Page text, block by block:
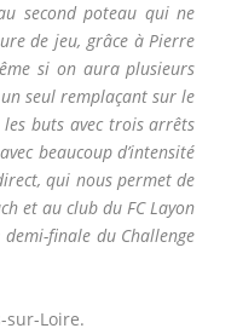
second poteau qui ne
de jeu, grâce à Pierre
si on aura plusieurs
seul remplaçant sur le
buts avec trois arrêts
beaucoup d’intensité
qui nous permet de
et au club du FC Layon
finale du Challenge
sur-Loire.